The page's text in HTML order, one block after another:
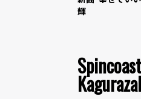
輝